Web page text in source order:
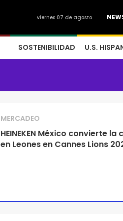
viernes 07 de agosto
SOSTENIBILIDAD U.S.
MERCADEO
HEINEKEN México convierte la
en Leones en Cannes Lions